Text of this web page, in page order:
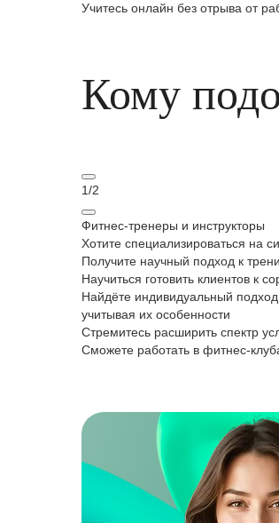
Учитесь онлайн без отрыва от
Кому
1/2
Фитнес‑тренеры и инструкторы
Хотите специализироваться на
Получите научный подход к
Научиться готовить клиентов к
Найдёте индивидуальный
учитывая их особенности
Стремитесь расширить спектр
Сможете работать в фитнес-